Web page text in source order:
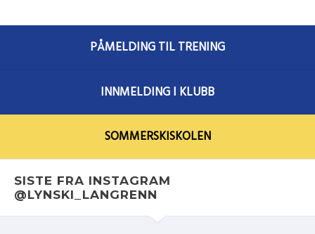
PÅMELDING TIL TRENING
INNMELDING I KLUBB
SOMMERSKISKOLEN
SISTE FRA INSTAGRAM
@LYNSKI_LANGRENN